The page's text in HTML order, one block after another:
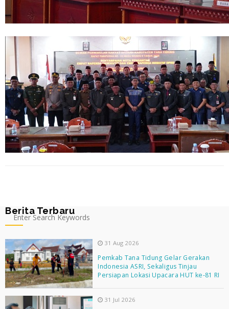
Berita Terbaru
31 Aug 2026
Pemkab Tana Tidung Gelar Gerakan
Indonesia ASRI, Sekaligus Tinjau
Persiapan Lokasi Upacara HUT ke-81 RI
31 Jul 2026